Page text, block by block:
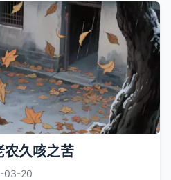
农久咳之苦
03-20